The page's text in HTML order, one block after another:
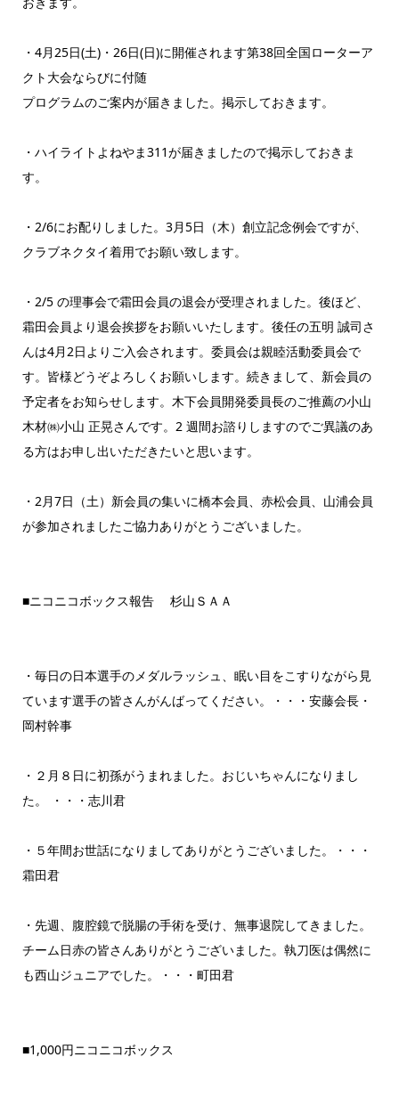
・4月25日(土)・26日(日)に開催されます第38回全国ローターア
クト大会ならびに付随
プログラムのご案内が届きました。掲示しておきます。
・ハイライトよねやま311が届きましたので掲示しておきま
す。
・2/6にお配りしました。3月5日（木）創立記念例会ですが、
クラブネクタイ着用でお願い致します。
・2/5 の理事会で霜田会員の退会が受理されました。後ほど、
霜田会員より退会挨拶をお願いいたします。後任の五明 誠司さ
んは4月2日よりご入会されます。委員会は親睦活動委員会で
す。皆様どうぞよろしくお願いします。続きまして、新会員の
予定者をお知らせします。木下会員開発委員長のご推薦の小山
木材㈱小山 正晃さんです。2 週間お諮りしますのでご異議のあ
る方はお申し出いただきたいと思います。
・2月7日（土）新会員の集いに橋本会員、赤松会員、山浦会員
が参加されましたご協力ありがとうございました。
■ニコニコボックス報告 杉山ＳＡＡ
・毎日の日本選手のメダルラッシュ、眠い目をこすりながら見
ています選手の皆さんがんばってください。・・・安藤会長・
岡村幹事
・２月８日に初孫がうまれました。おじいちゃんになりまし
た。 ・・・志川君
・５年間お世話になりましてありがとうございました。・・・
霜田君
・先週、腹腔鏡で脱腸の手術を受け、無事退院してきました。
チーム日赤の皆さんありがとうございました。執刀医は偶然に
も西山ジュニアでした。・・・町田君
■1,000円ニコニコボックス